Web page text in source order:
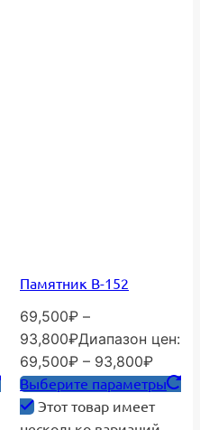
Памятник В-152
69,500₽ –
93,800₽Диапазон цен:
69,500₽ – 93,800₽
Выберите параметры
Этот товар имеет